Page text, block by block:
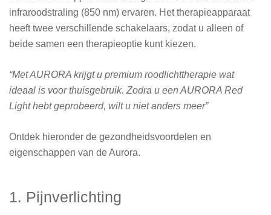
infraroodstraling (850 nm) ervaren. Het therapieapparaat
heeft twee verschillende schakelaars, zodat u alleen of
beide samen een therapieoptie kunt kiezen.
“Met AURORA krijgt u premium roodlichttherapie wat
ideaal is voor thuisgebruik. Zodra u een AURORA Red
Light hebt geprobeerd, wilt u niet anders meer”
Ontdek hieronder de gezondheidsvoordelen en
eigenschappen van de Aurora.
1. Pijnverlichting